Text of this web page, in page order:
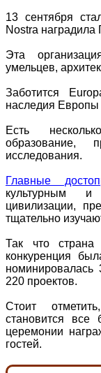
13 сентября
Nostra
Эта
умельцев,
Заботится
наследия Европы
Есть
образование,
исследования.
Главные
культурным и
цивилизации,
тщательно
Так что страна
конкуренция
220 проектов.
Стоит
становится
церемонии
гостей.